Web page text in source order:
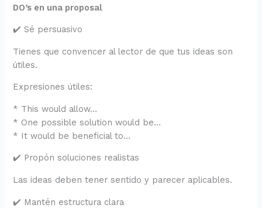
DO’s en una proposal
✔️ Sé persuasivo
Tienes que convencer al lector de que tus ideas son
útiles.
Expresiones útiles:
* This would allow…
* One possible solution would be…
* It would be beneficial to…
✔️ Propón soluciones realistas
Las ideas deben tener sentido y parecer aplicables.
✔️ Mantén estructura clara